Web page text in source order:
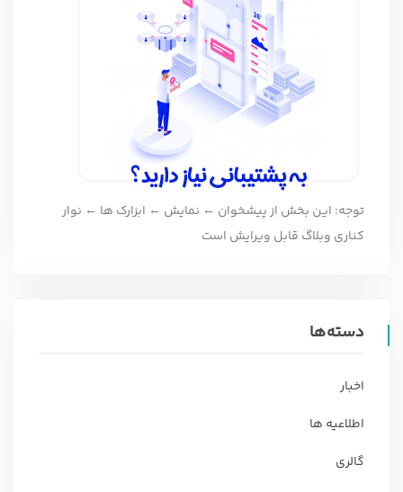
توجه: این بخش از پیشخوان ← نمایش ← ابزارک ها ← نوار
کناری وبلاگ قابل ویرایش است
دسته‌ها
اخبار
اطلاعیه ها
گالری